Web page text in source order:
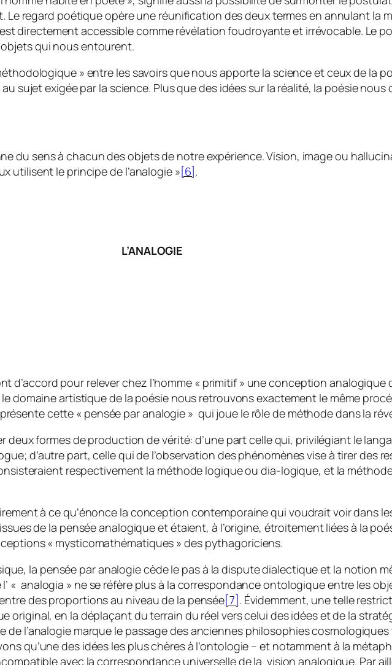
regard poétique opère une réunification des deux termes en annulant la
directement accessible comme révélation foudroyante et irrévocable. Le
qui nous entourent.
» entre les savoirs que nous apporte la science et ceux de la
sujet exigée par la science. Plus que des idées sur la réalité, la poésie
du sens à chacun des objets de notre expérience. Vision, image ou
utilisent le principe de l’analogie »[6].
L’ANALOGIE
d’accord pour relever chez l’homme « primitif » une conception analogique
domaine artistique de la poésie nous retrouvons exactement le même
cette « pensée par analogie » qui joue le rôle de méthode dans la
deux formes de production de vérité: d’une part celle qui, privilégiant le
; d’autre part, celle quide l’observation des phénomènes vise à tirer des
respectivement la méthode logique ou dia-logique, et la
à ce qu’énonce la conception contemporaine qui voudrait voir dans
de la pensée analogique et étaient, à l’origine, étroitement liées à la
« mysticomathématiques » des pythagoriciens.
la pensée par analogie cède le pas à la dispute dialectique et la notion
« analogia » ne se réfère plus à la correspondance ontologique entre les
des proportions au niveau de la pensée[7]. Évidemment, une telle
original, en la déplaçant du terrain du réel vers celui des idées et de la
l’analogie marque le passage des anciennes philosophies cosmologiques
qu’une des idées les plus chères à l’ontologie – et notamment à la
avec la correspondance universelle de la vision analogique. Par